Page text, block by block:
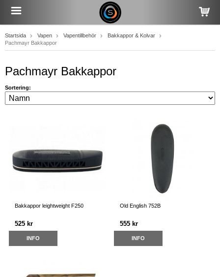
Startsida Vapen Vapentillbehör
Bakkappor & Kolvar
Pachmayr Bakkappor
Pachmayr Bakkappor
Sortering:
Bakkappor leightweight F250
525 kr
INFO
Old English 752B
555 kr
INFO